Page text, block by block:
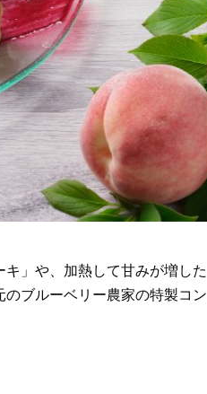
」や、加熱して甘みが増した
ブルーベリー農家の特製コン